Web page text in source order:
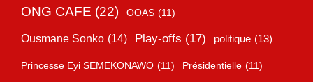
ONG CAFE (22) OOAS (11)
Ousmane Sonko (14) Play-offs (17) politique (13)
Princesse Eyi SEMEKONAWO (11) Présidentielle (11)